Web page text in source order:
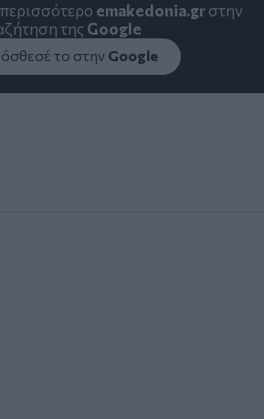
emakedonia.grστην
της Google
το στην Google